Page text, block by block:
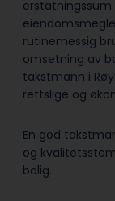
erstatningssum
rutinemessig
omsetning av
takstmann i
rettslige og
En god
og
bolig.